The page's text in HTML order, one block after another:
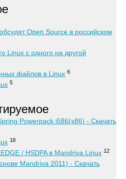
Open Source в российском
Linux с одного на другой
файлов в Linux 6
5
Powerpack i586(x86) - Скачать
18
/ HSDPA в Mandriva Linux 12
Mandriva 2011) - Скачать